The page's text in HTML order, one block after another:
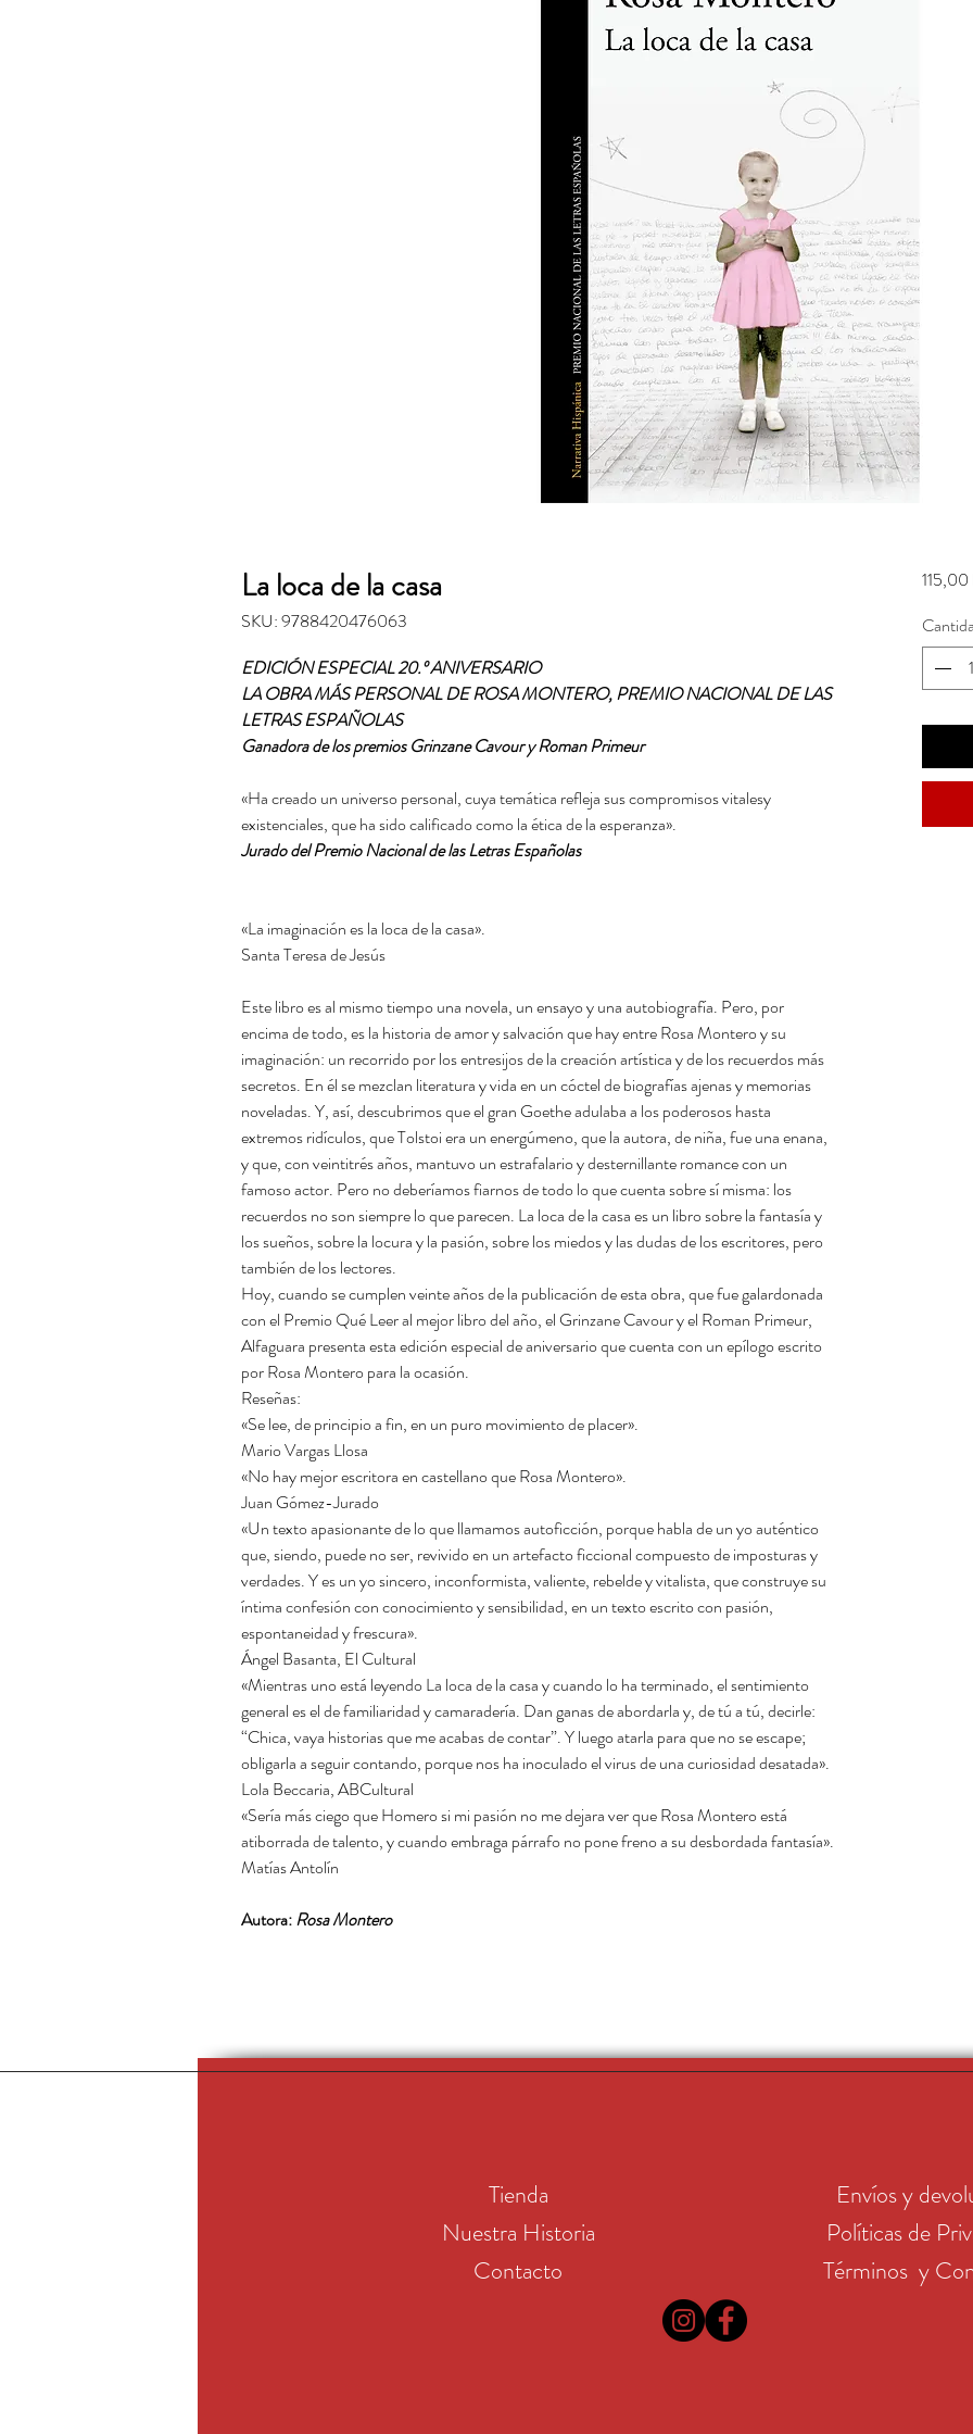
La loca de la casa
SKU: 9788420476063
EDICIÓN ESPECIAL 20.º ANIVERSARIO
LA OBRA MÁS PERSONAL DE ROSA MONTERO, PREMIO NACIONAL DE LAS
LETRAS ESPAÑOLAS
Ganadora de los premios Grinzane Cavour y Roman Primeur
«Ha creado un universo personal, cuya temática refleja sus compromisos vitalesy
existenciales, que ha sido calificado como la ética de la esperanza».
Jurado del Premio Nacional de las Letras Españolas
«La imaginación es la loca de la casa».
Santa Teresa de Jesús
Este libro es al mismo tiempo una novela, un ensayo y una autobiografía. Pero, por
encima de todo, es la historia de amor y salvación que hay entre Rosa Montero y su
imaginación: un recorrido por los entresijos de la creación artística y de los recuerdos más
secretos. En él se mezclan literatura y vida en un cóctel de biografías ajenas y memorias
noveladas. Y, así, descubrimos que el gran Goethe adulaba a los poderosos hasta
extremos ridículos, que Tolstoi era un energúmeno, que la autora, de niña, fue una enana,
y que, con veintitrés años, mantuvo un estrafalario y desternillante romance con un
famoso actor. Pero no deberíamos fiarnos de todo lo que cuenta sobre sí misma: los
recuerdos no son siempre lo que parecen. La loca de la casa es un libro sobre la fantasía y
los sueños, sobre la locura y la pasión, sobre los miedos y las dudas de los escritores, pero
también de los lectores.
Hoy, cuando se cumplen veinte años de la publicación de esta obra, que fue galardonada
con el Premio Qué Leer al mejor libro del año, el Grinzane Cavour y el Roman Primeur,
Alfaguara presenta esta edición especial de aniversario que cuenta con un epílogo escrito
por Rosa Montero para la ocasión.
Reseñas:
«Se lee, de principio a fin, en un puro movimiento de placer».
Mario Vargas Llosa
«No hay mejor escritora en castellano que Rosa Montero».
Juan Gómez-Jurado
«Un texto apasionante de lo que llamamos autoficción, porque habla de un yo auténtico
que, siendo, puede no ser, revivido en un artefacto ficcional compuesto de imposturas y
verdades. Y es un yo sincero, inconformista, valiente, rebelde y vitalista, que construye su
íntima confesión con conocimiento y sensibilidad, en un texto escrito con pasión,
espontaneidad y frescura».
Ángel Basanta, El Cultural
«Mientras uno está leyendo La loca de la casa y cuando lo ha terminado, el sentimiento
general es el de familiaridad y camaradería. Dan ganas de abordarla y, de tú a tú, decirle:
“Chica, vaya historias que me acabas de contar”. Y luego atarla para que no se escape;
obligarla a seguir contando, porque nos ha inoculado el virus de una curiosidad desatada».
Lola Beccaria, ABCultural
«Sería más ciego que Homero si mi pasión no me dejara ver que Rosa Montero está
atiborrada de talento, y cuando embraga párrafo no pone freno a su desbordada fantasía».
Matías Antolín
Autora:Rosa Montero
115,00
Tienda
Nuestra Historia
Contacto
Envíos y
Políticas de
Términos y